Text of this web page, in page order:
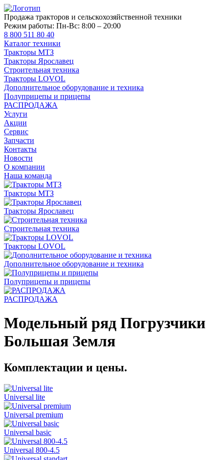
Продажа тракторов и сельскохозяйственной техники
Режим работы: Пн-Вс: 8:00 – 20:00
8 800 511 80 40
Каталог техники
Тракторы МТЗ
Тракторы Ярославец
Строительная техника
Тракторы LOVOL
Дополнительное оборудование и техника
Полуприцепы и прицепы
РАСПРОДАЖА
Услуги
Акции
Сервис
Запчасти
Контакты
Новости
О компании
Наша команда
Тракторы МТЗ
Тракторы Ярославец
Строительная техника
Тракторы LOVOL
Дополнительное оборудование и техника
Полуприцепы и прицепы
РАСПРОДАЖА
Модельный ряд Погрузчики
Большая Земля
Комплектации и цены.
Universal lite
Universal premium
Universal basic
Universal 800-4.5